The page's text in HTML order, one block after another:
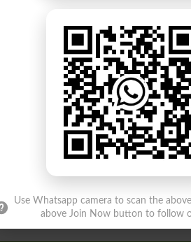
Use Whatsapp camera to scan the
above Join Now button to follow